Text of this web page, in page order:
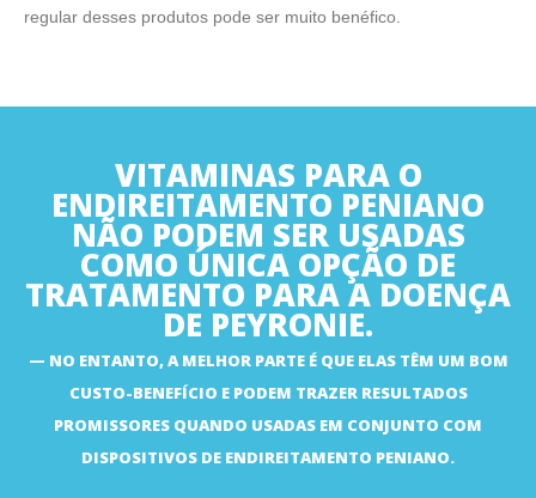
regular desses produtos pode ser muito benéfico.
VITAMINAS PARA O
ENDIREITAMENTO PENIANO
NÃO PODEM SER USADAS
COMO ÚNICA OPÇÃO DE
TRATAMENTO PARA A DOENÇA
DE PEYRONIE.
NO ENTANTO, A MELHOR PARTE É QUE ELAS TÊM UM BOM
CUSTO-BENEFÍCIO E PODEM TRAZER RESULTADOS
PROMISSORES QUANDO USADAS EM CONJUNTO COM
DISPOSITIVOS DE ENDIREITAMENTO PENIANO.